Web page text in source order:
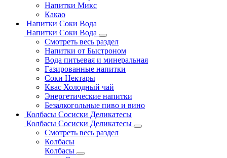
Напитки Микс
Какао
Напитки Соки Вода
Напитки Соки Вода
Смотреть весь раздел
Напитки от Быстроном
Вода питьевая и минеральная
Газированные напитки
Соки Нектары
Квас Холодный чай
Энергетические напитки
Безалкогольные пиво и вино
Колбасы Сосиски Деликатесы
Колбасы Сосиски Деликатесы
Смотреть весь раздел
Колбасы
Колбасы